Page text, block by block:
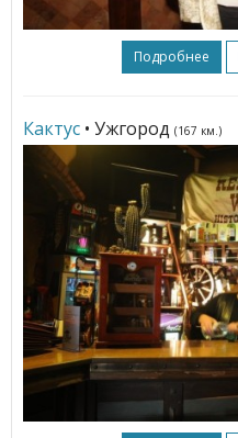
Подробнее
Кактус • Ужгород (167 км.)